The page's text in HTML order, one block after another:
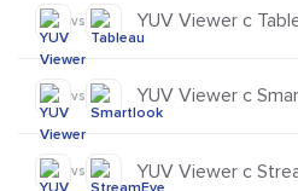
vs YUV Viewer с
vs YUV Viewer с
vs YUV Viewer с